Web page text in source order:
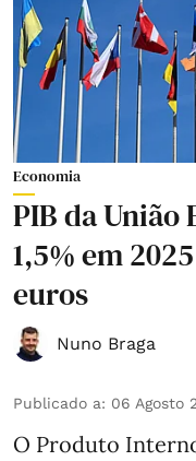
Economia
PIB da
1,5% em
euros
Nuno Braga
Publicado a: 06 Agosto
O Produto